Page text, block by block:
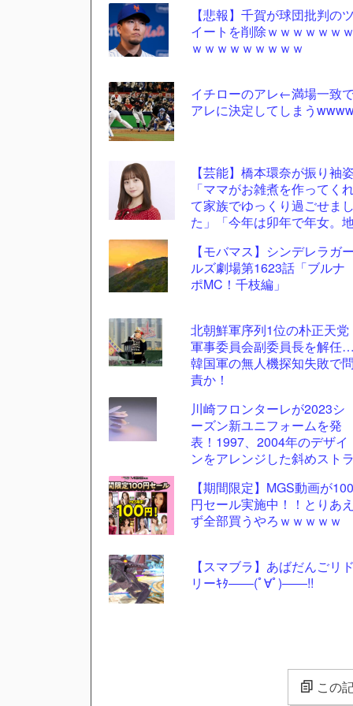
【悲報】千賀が球団批判のツ
イートを削除ｗｗｗｗｗｗｗ
ｗｗｗｗｗｗｗｗｗ
イチローのアレ←満場一致
アレに決定してしまう
【芸能】橋本環奈が振り袖
「ママがお雑煮を作ってく
て家族でゆっくり過ごせまし
た」「今年は卯年で年女。
【モバマス】シンデレラガー
ルズ劇場第1623話「ブルナ
ポMC！千枝編」
北朝鮮軍序列1位の朴正天党
軍事委員会副委員長を解任…
韓国軍の無人機探知失敗で問
責か！
川崎フロンターレが2023シ
ーズン新ユニフォームを発
表！1997、2004年のデザイ
ンをアレンジした斜めストラ
【期間限定】MGS動画が100
円セール実施中！！とりあえ
ず全部買うやろｗｗｗｗｗ
【スマブラ】あばだんごリド
リーｷﾀ――(ﾟ∀ﾟ)――!!
更新
ツー
ル
この